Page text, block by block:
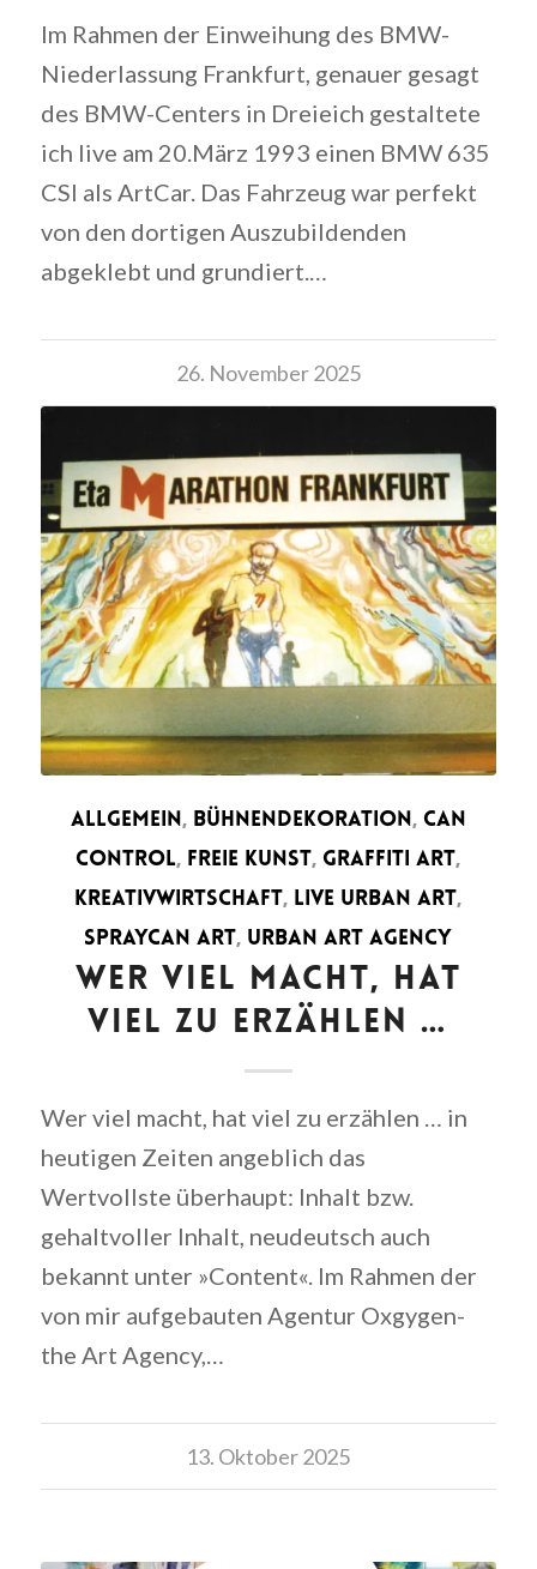
Im Rahmen der Einweihung des BMW-
Niederlassung Frankfurt, genauer gesagt
des BMW-Centers in Dreieich gestaltete
ich live am 20.März 1993 einen BMW 635
CSI als ArtCar. Das Fahrzeug war perfekt
von den dortigen Auszubildenden
abgeklebt und grundiert.…
26. November 2025
ALLGEMEIN, BÜHNENDEKORATION, CAN
CONTROL, FREIE KUNST,GRAFFITI ART,
KREATIVWIRTSCHAFT, LIVE URBAN ART,
SPRAYCAN ART, URBAN ART AGENCY
WER VIEL MACHT, HAT
VIEL ZU ERZÄHLEN …
Wer viel macht, hat viel zu erzählen … in
heutigen Zeiten angeblich das
Wertvollste überhaupt: Inhalt bzw.
gehaltvoller Inhalt, neudeutsch auch
bekannt unter »Content«. Im Rahmen der
von mir aufgebauten Agentur Oxgygen-
the Art Agency,…
13. Oktober 2025